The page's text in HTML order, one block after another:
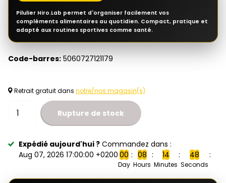
Pilulier Hiro.Lab permet d'organiser facilement vos
compléments alimentaires au quotidien. Compact, pratique et
adapté aux routines sportives comme santé.
Code-barres: 5060727121179
Retrait gratuit dans notre/nos magasin(s)
Rupture de stock
Expédié aujourd'hui ? Commandez dans :
Aug 07, 2026 17:00:00 +0200 00
Day
08
Hours
14
Minutes
47
Seconds